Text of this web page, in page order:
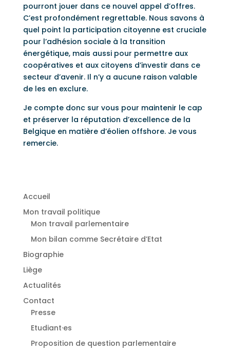
pourront jouer dans ce nouvel appel d’offres.
C’est profondément regrettable. Nous savons à
quel point la participation citoyenne est cruciale
pour l’adhésion sociale à la transition
énergétique, mais aussi pour permettre aux
coopératives et aux citoyens d’investir dans ce
secteur d’avenir. Il n’y a aucune raison valable
de les en exclure.
Je compte donc sur vous pour maintenir le cap
et préserver la réputation d’excellence de la
Belgique en matière d’éolien offshore. Je vous
remercie.
Accueil
Mon travail politique
Mon travail parlementaire
Mon bilan comme Secrétaire d’Etat
Biographie
Liège
Actualités
Contact
Presse
Etudiant·es
⁠Proposition de question parlementaire